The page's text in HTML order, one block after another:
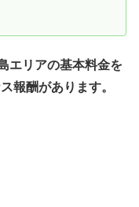
エリアの基本料金を
報酬があります。